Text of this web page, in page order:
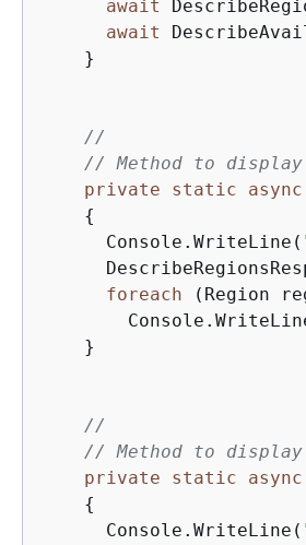
await
await
    }
//
// Method to display
private
static async
{
      Console.WriteLine(
foreach (Region
    }
//
// Method to
private
static async
{
      Console.WriteLine(